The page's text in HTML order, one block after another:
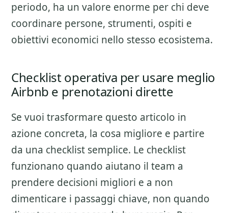
periodo, ha un valore enorme per chi deve
coordinare persone, strumenti, ospiti e
obiettivi economici nello stesso ecosistema.
Checklist operativa per usare meglio
Airbnb e prenotazioni dirette
Se vuoi trasformare questo articolo in
azione concreta, la cosa migliore e partire
da una checklist semplice. Le checklist
funzionano quando aiutano il team a
prendere decisioni migliori e a non
dimenticare i passaggi chiave, non quando